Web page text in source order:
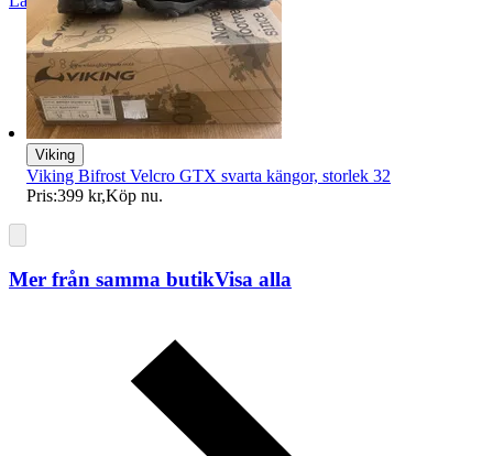
Viking
Viking Bifrost Velcro GTX svarta kängor, storlek 32
Pris:399 kr,Köp nu.
Mer från samma butikVisa alla